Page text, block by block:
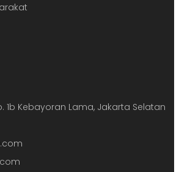
1b Kebayoran Lama, Jakarta Selatan